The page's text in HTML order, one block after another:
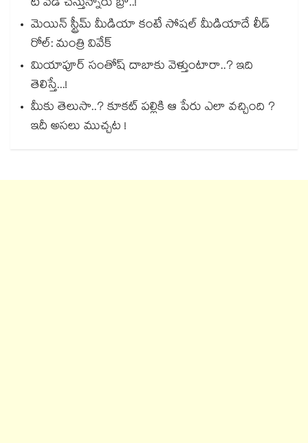
మెయిన్ స్ట్రీమ్ మీడియా కంటే సోషల్ మీడియాదే లీడ్
రోల్: మంత్రి వివేక్
మియాపూర్ సంతోష్ దాబాకు వెళ్తుంటారా..? ఇది
తెలిస్తే...!
మీకు తెలుసా..? కూకట్ పల్లికి ఆ పేరు ఎలా వచ్చింది ?
ఇదీ అసలు ముచ్చట !